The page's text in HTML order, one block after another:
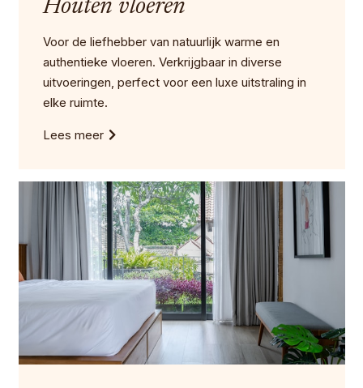
Houten vloeren
Voor de liefhebber van natuurlijk warme en
authentieke vloeren. Verkrijgbaar in diverse
uitvoeringen, perfect voor een luxe uitstraling in
elke ruimte.
Lees meer